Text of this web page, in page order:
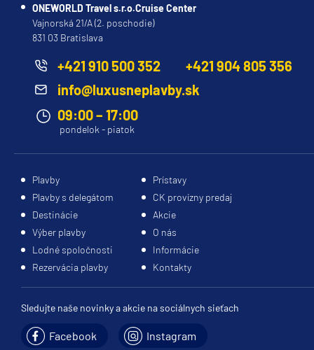
L´Austral
The Spirit of Ponant
Princess
Caribbean Princess
Crown Princess
Diamond Princess
Discovery Princess
Emerald Princess
Grand Princess
Island Princess
Royal Princess
ONEWORLD Travel s.r.o.Cruise Center
Vajnorská 21/A (2. poschodie)
831 03 Bratislava
+421 910 500 352
+421 904 805 356
info@luxusneplavby.sk
09:00 – 17:00
pondelok - piatok
Plavby
Prístavy
Plavby s delegátom
CK provízny predaj
Destinácie
Akcie
Výber plavby
O nás
Lodné spoločnosti
Informácie
Rezervácia plavby
Kontakty
Sledujte naše novinky a akcie na sociálnych sieťach
Facebook Instagram